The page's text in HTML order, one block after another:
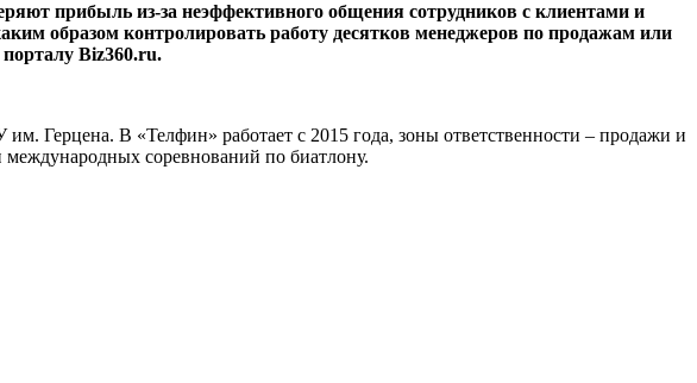
прибыль из-за неэффективного общения сотрудников с клиентами и
образом контролировать работу десятков менеджеров по продажам или
Biz360.ru.
Герцена. В «Телфин» работает с 2015 года, зоны ответственности – продажи и
международных соревнований по биатлону.